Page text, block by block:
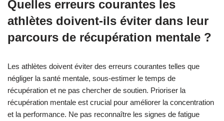
Quelles erreurs courantes les
athlètes doivent-ils éviter dans leur
parcours de récupération mentale ?
Les athlètes doivent éviter des erreurs courantes telles que
négliger la santé mentale, sous-estimer le temps de
récupération et ne pas chercher de soutien. Prioriser la
récupération mentale est crucial pour améliorer la concentration
et la performance. Ne pas reconnaître les signes de fatigue